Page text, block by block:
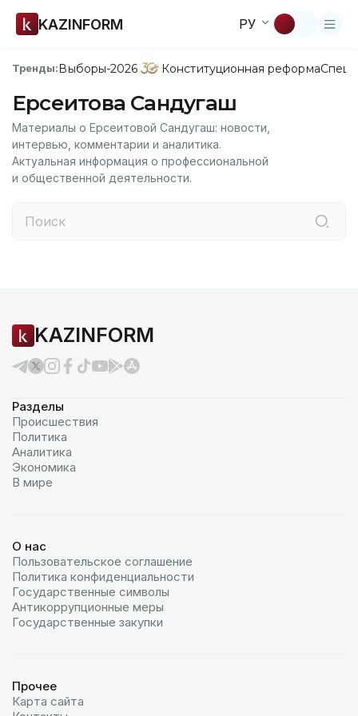
KAZINFORM РУ
Тренды:Выборы-2026 Конституционная реформа
Ерсеитова Сандугаш
Материалы о Ерсеитовой Сандугаш: новости,
интервью, комментарии и аналитика.
Актуальная информация о профессиональной
и общественной деятельности.
KAZINFORM
Разделы
Происшествия
Политика
Аналитика
Экономика
В мире
О нас
Пользовательское соглашение
Политика конфиденциальности
Государственные символы
Антикоррупционные меры
Государственные закупки
Прочее
Карта сайта